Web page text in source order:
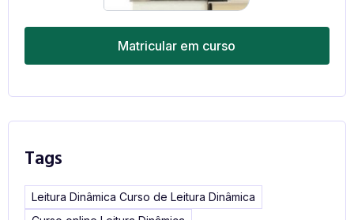
Matricular em curso
Tags
Leitura Dinâmica Curso de Leitura Dinâmica